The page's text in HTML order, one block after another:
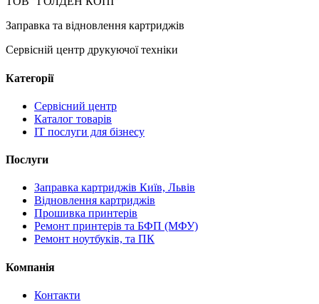
Заправка та відновлення картриджів
Сервісній центр друкуючої техніки
Категорії
Сервісний центр
Каталог товарів
IT послуги для бізнесу
Послуги
Заправка картриджів Київ, Львів
Відновлення картриджів
Прошивка принтерів
Ремонт принтерів та БФП (МФУ)
Ремонт ноутбуків, та ПК
Компанія
Контакти